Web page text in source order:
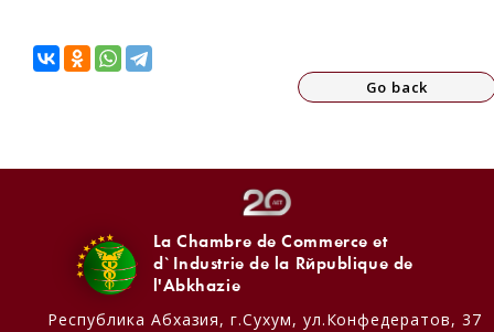
Go back
La Chambre de Commerce et
d`Industrie de la République de
l'Abkhazie
Республика Абхазия, г.Сухум, ул.Конфедератов, 37